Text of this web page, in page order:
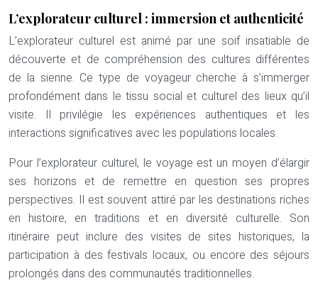
L’explorateur culturel : immersion et authenticité
L’explorateur culturel est animé par une soif insatiable de
découverte et de compréhension des cultures différentes
de la sienne. Ce type de voyageur cherche à s’immerger
profondément dans le tissu social et culturel des lieux qu’il
visite. Il privilégie les expériences authentiques et les
interactions significatives avec les populations locales.
Pour l’explorateur culturel, le voyage est un moyen d’élargir
ses horizons et de remettre en question ses propres
perspectives. Il est souvent attiré par les destinations riches
en histoire, en traditions et en diversité culturelle. Son
itinéraire peut inclure des visites de sites historiques, la
participation à des festivals locaux, ou encore des séjours
prolongés dans des communautés traditionnelles.